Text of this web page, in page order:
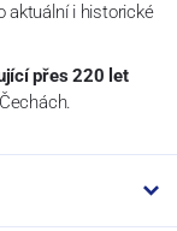
aktuální i historické
přes 220 let